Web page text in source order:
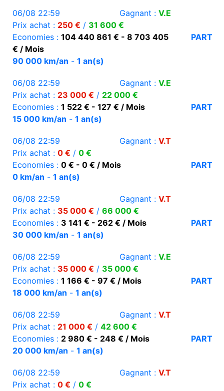
06/08 22:59 Gagnant : V.E
Prix achat : 250 € / 31 600 €
Economies : 104 440 861 € - 8 703 405
€ / Mois
PART
90 000 km/an - 1 an(s)
06/08 22:59 Gagnant : V.E
Prix achat : 23 000 € / 22 000 €
Economies : 1 522 € - 127 € / Mois
PART
15 000 km/an - 1 an(s)
06/08 22:59 Gagnant : V.T
Prix achat : 0 € / 0 €
Economies : 0 € - 0 € / Mois
PART
0 km/an - 1 an(s)
06/08 22:59 Gagnant : V.T
Prix achat : 35 000 € / 66 000 €
Economies : 3 141 € - 262 € / Mois
PART
30 000 km/an - 1 an(s)
06/08 22:59 Gagnant : V.E
Prix achat : 35 000 € / 35 000 €
Economies : 1 166 € - 97 € / Mois
PART
18 000 km/an - 1 an(s)
06/08 22:59 Gagnant : V.T
Prix achat : 21 000 € / 42 600 €
Economies : 2 980 € - 248 € / Mois
PART
20 000 km/an - 1 an(s)
06/08 22:59 Gagnant : V.T
Prix achat : 0 € / 0 €